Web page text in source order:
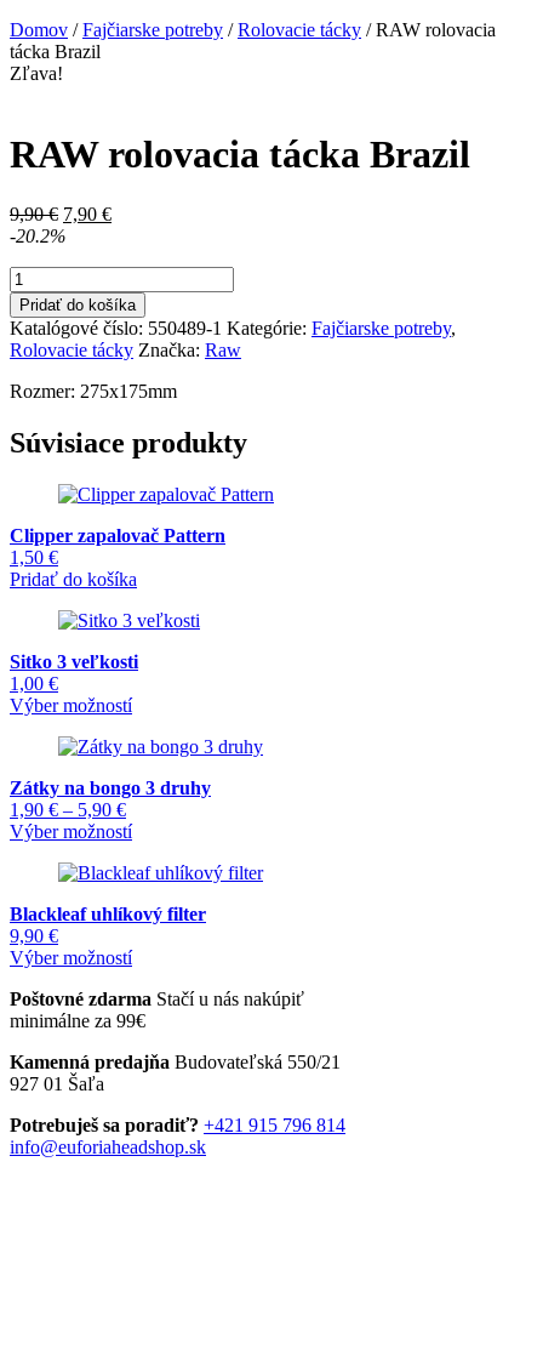
Domov /Fajčiarske potreby /Rolovacie tácky / RAW rolovacia
tácka Brazil
Zľava!
RAW rolovacia tácka Brazil
9,90€ Pôvodná
cena
7,90 €Aktuálna
-20.2%
množstvo
RAW
rolovacia
tácka
Brazil
Pridať do košíka
Katalógové číslo: 550489-1 Kategórie: Fajčiarske potreby,
Rolovacie tácky Značka: Raw
Rozmer: 275x175mm
Súvisiace produkty
Clipper zapalovač Pattern
1,50 €
Pridať do košíka
Sitko 3 veľkosti
1,00 €
Výber možnostíTento
má
variantov.
si
vybrať
stránke
Zátky na bongo 3 druhy
1,90 € – 5,90 €Price
range:
through
Výber možnostíTento
má
variantov.
si
vybrať
na
produktu.
Blackleaf uhlíkový filter
9,90 €
Výber možnostíTento
má
viacero
Možnosti
vybrať
na
Poštovné zdarma Stačí u nás nakúpiť
minimálne za 99€
Kamenná predajňa Budovateľská 550/21
927 01 Šaľa
Potrebuješ sa poradiť? +421 915 796 814
info@euforiaheadshop.sk